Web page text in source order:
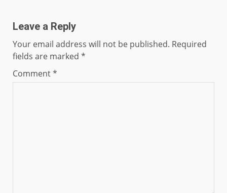
Leave a Reply
Your email address will not be published. Required
fields are marked *
Comment*